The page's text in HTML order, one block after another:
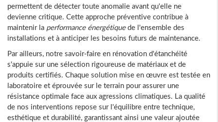
permettent de détecter toute anomalie avant qu'elle ne
devienne critique. Cette approche préventive contribue à
maintenir la performance énergétiquede l'ensemble des
installations et à anticiper les besoins futurs de maintenance.
Par ailleurs, notre savoir-faire en rénovation d'étanchéité
s'appuie sur une sélection rigoureuse de matériaux et de
produits certifiés. Chaque solution mise en œuvre est testée en
laboratoire et éprouvée sur le terrain pour assurer une
résistance optimale face aux agressions climatiques. La qualité
de nos interventions repose sur l'équilibre entre technique,
esthétique et durabilité, garantissant ainsi une valeur ajoutée